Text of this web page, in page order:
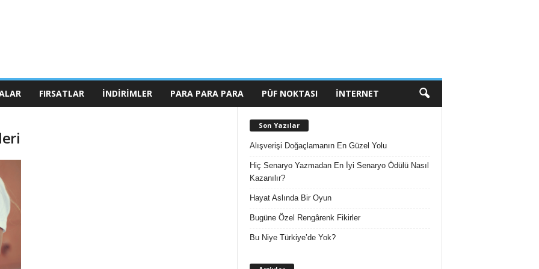
FIRSATLAR İNDIRIMLER PARA PARA PARA PÜF NOKTASI İNTERNET
Son Yazılar
Alışverişi Doğaçlamanın En Güzel Yolu
Hiç Senaryo Yazmadan En İyi Senaryo Ödülü Nasıl
Kazanılır?
Hayat Aslında Bir Oyun
Bugüne Özel Rengârenk Fikirler
Bu Niye Türkiye’de Yok?